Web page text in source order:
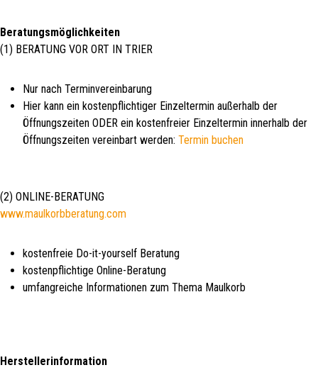
Beratungsmöglichkeiten
(1) BERATUNG VOR ORT IN TRIER
Nur nach Terminvereinbarung
Hier kann ein kostenpflichtiger Einzeltermin außerhalb der
Öffnungszeiten ODER ein kostenfreier Einzeltermin innerhalb der
Öffnungszeiten vereinbart werden: Termin buchen
(2) ONLINE-BERATUNG
www.maulkorbberatung.com
kostenfreie Do-it-yourself Beratung
kostenpflichtige Online-Beratung
umfangreiche Informationen zum Thema Maulkorb
Herstellerinformation